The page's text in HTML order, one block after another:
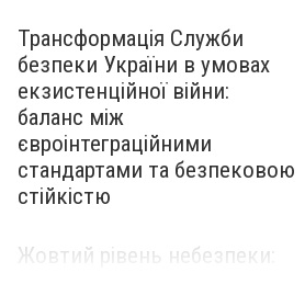
Трансформація Служби
безпеки України в умовах
екзистенційної війни:
баланс між
євроінтеграційними
стандартами та безпековою
стійкістю
Жовтий рівень небезпеки: